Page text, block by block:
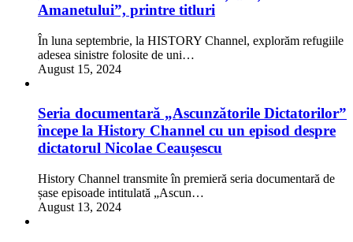
Amanetului”, printre titluri
În luna septembrie, la HISTORY Channel, explorăm refugiile
adesea sinistre folosite de uni…
August 15, 2024
Seria documentară „Ascunzătorile Dictatorilor”
începe la History Channel cu un episod despre
dictatorul Nicolae Ceaușescu
History Channel transmite în premieră seria documentară de
șase episoade intitulată „Ascun…
August 13, 2024